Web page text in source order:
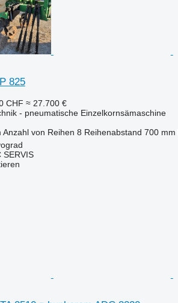
825
CHF ≈ 27.700 €
- pneumatische Einzelkornsämaschine
Anzahl von Reihen 8 Reihenabstand 700 mm
SERVIS